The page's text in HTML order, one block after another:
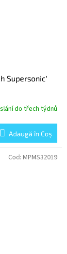
Supersonic'
do třech týdnů
Adaugă în Coş
Cod: MPMS32019